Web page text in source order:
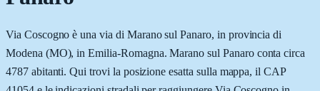
Via Coscogno è una via di Marano sul Panaro, in provincia di
Modena (MO), in Emilia-Romagna. Marano sul Panaro conta circa
4787 abitanti. Qui trovi la posizione esatta sulla mappa, il CAP